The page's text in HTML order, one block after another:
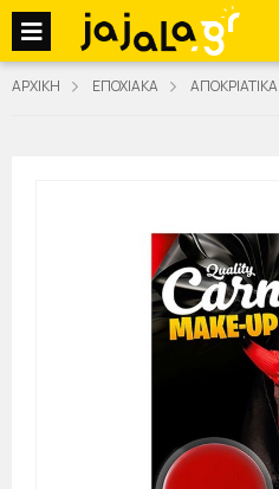
jajala Menu
ΑΡΧΙΚΗ ΕΠΟΧΙΑΚΑ ΑΠΟΚΡΙΑΤΙΚΑ